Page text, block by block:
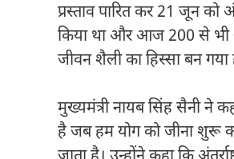
प्रस्ताव पारित कर 21 जून को
किया था और आज 200 से भी
जीवन शैली का हिस्सा बन गया
मुख्यमंत्री नायब सिंह सैनी ने
है जब हम योग को जीना शुरू